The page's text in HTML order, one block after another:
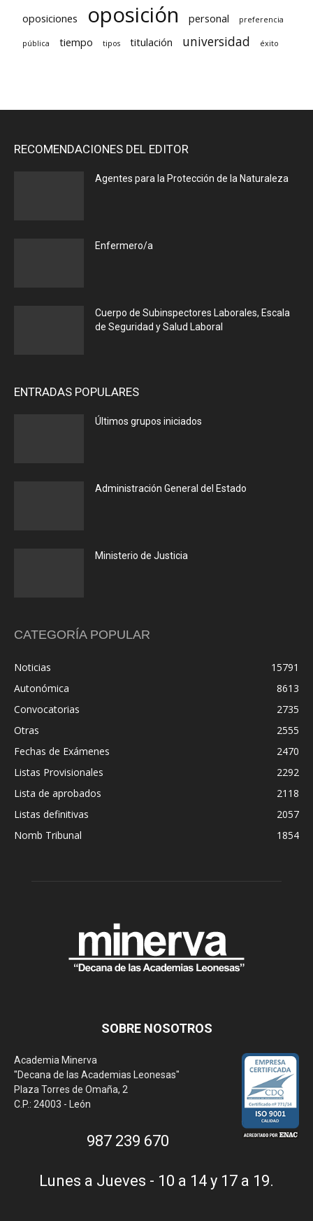
oposiciones oposición personal preferencia
pública tiempo tipos titulación universidad éxito
RECOMENDACIONES DEL EDITOR
Agentes para la Protección de la Naturaleza
Enfermero/a
Cuerpo de Subinspectores Laborales, Escala
de Seguridad y Salud Laboral
ENTRADAS POPULARES
Últimos grupos iniciados
Administración General del Estado
Ministerio de Justicia
CATEGORÍA POPULAR
Noticias
15791
Autonómica
8613
Convocatorias
2735
Otras
2555
Fechas de Exámenes
2470
Listas Provisionales
2292
Lista de aprobados
2118
Listas definitivas
2057
Nomb Tribunal
1854
SOBRE NOSOTROS
Academia Minerva
"Decana de las Academias Leonesas"
Plaza Torres de Omaña, 2
C.P.: 24003 - León
987 239 670
Lunes a Jueves - 10 a 14 y 17 a 19.